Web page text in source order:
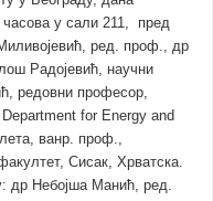
у сали 211, пред
ред. проф., др
Радојевић, научни
редовни професор,
for Energy and
ванр. проф.,
Сисак, Хрватска.
др Небојша Манић, ред.